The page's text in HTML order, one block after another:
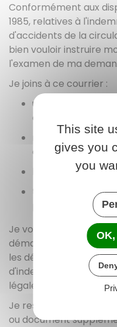
Conformément aux
1985, relatives à
d'accidents de la
bien vouloir instruire
l'examen de ma
Je joins à ce courrier :
une copie du
d'accident,
mes certificats
établissant la
les justificatifs
tout autre
Je vous remercie de
démarches
les délais prévus pour
d'indemnisation,
légales et
Je reste à votre
ou document
This site
gives you
you